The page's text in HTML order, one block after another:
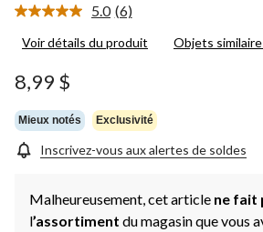
5.0 Lire
6
même
page.
(6)
Voir détails du produit Objets
8,99 $
Mieux notés Exclusivité
Inscrivez-vous aux alertes de soldes
Malheureusement, cet article ne fait
l’assortiment du magasin que vous